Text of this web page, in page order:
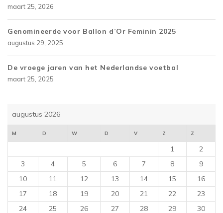
maart 25, 2026
Genomineerde voor Ballon d’Or Feminin 2025
augustus 29, 2025
De vroege jaren van het Nederlandse voetbal
maart 25, 2025
augustus 2026
M D W D V Z Z
1
2
3
4 5 6 7 8
9
10
11 12 13 14 15
16
17
18 19 20 21 22
23
24
25 26 27 28 29 30